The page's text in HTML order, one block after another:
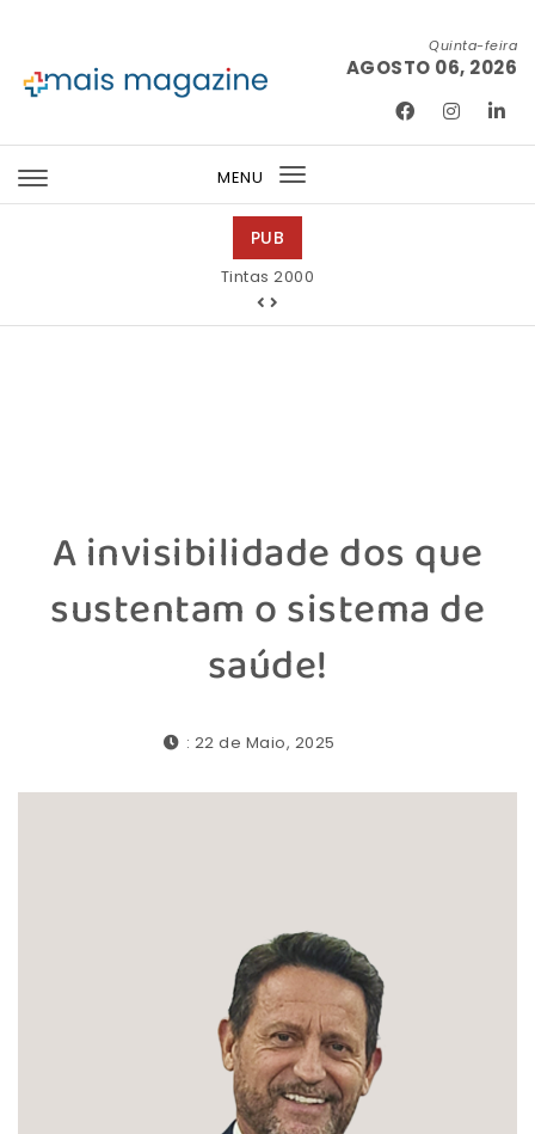
Quinta-feira
AGOSTO 06, 2026
MENU
Toggle
PUB
Tintas 2000
A invisibilidade dos que
sustentam o sistema de
saúde!
: 22 de Maio, 2025